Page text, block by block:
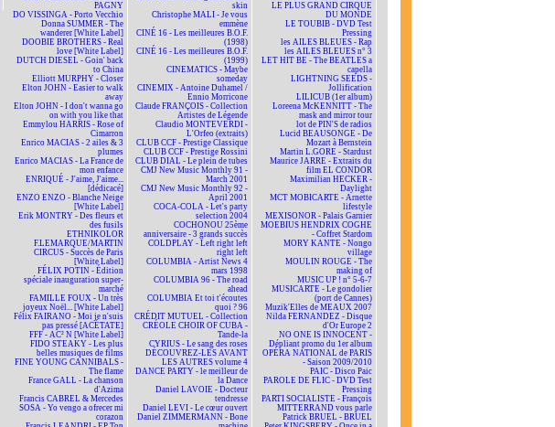
PAGNY
DO VISSINGA - Porto Vecchio
Donna SUMMER - The
wanderer [White Label]
DOOBIE BROTHERS - Real
love [White Label]
DUTCH DIESEL - Goin' back
to China
Elliott MURPHY - Closer
Elton JOHN - Easier to walk
away
Elton JOHN - I don't wanna go
on with you like that
Emmylou HARRIS - Rose of
Cimarron
Enrico MACIAS - 2 ailes & 3
plumes
Enrico MACIAS - La France de
mon enfance
ENRIQUÉ - J'aime, J'aime...
[dédicacé]
ENZO ENZO - Blanche Neige
[White Label]
Erik MONTRY - Des fleurs et
des fusils
ETHNIKOLOR
F.LEMARQUE/MARTIN
CIRCUS - Succès de Paris
[White Label]
FÉLIX POTIN - Édition
spéciale inauguration super-
marché
FAMILLE FOUX - Un très
joyeux Noël... [White Label]
Félix FAIRANO - Moi je n'suis
pas pressé [ACÉTATE]
FFF - AC² N [White Label]
FIDO STEAKY - Les plus
belles musiques de films
FINE YOUNG CANNIBALS -
The flame
France GALL - La chanson
d'Azima
Francis CABREL & Mercedes
SOSA - Yo vengo a ofrecer mi
corazon
skin
Christophe MALI - Je vous
emmène
CINÉ 16 - Les meilleures B.O.F.
(1998)
CINÉ 16 - Les meilleures B.O.F.
(1999)
CINEMATICS - Maybe
someday
CINEMIX - Antoine Duhamel /
Ennio Morricone
Claude FRANÇOIS - Collection
Artistes de Légende
Claudio MONTEVERDI -
L'Orfeo (extraits)
CLUB CCF - Prestige Classique
CLUB CCF - Prestige Rossini
CLUB DIAL - Le plein de tubes
CMJ New Music Monthly 91 -
March 2001
CMJ New Music Monthly 92 -
April 2001
COCA-COLA - Let's party
selection 2004
COCHONOU 25ème
anniversaire - 3 grands succès
COLDPLAY - Left right left
right left
COLUMBIA - Artist News 4
mars 1998
COLUMBIA 96 - The road
ahead
COLUMBIA Et toi t'écoutes
quoi ? 96
CRÉDIT MUTUEL - Collection
CRÉOLE CHOIR OF CUBA -
Tande-la
CYRIUS - Le sang des roses
DÉCOUVREZ-LES AVANT
LES AUTRES volume 4
DANCE PARTY - le meilleur de
la Dance
Daniel LAVOIE - Docteur
tendresse
Daniel LEVI - Le cœur ouvert
Daniel ZIMMERMANN - Bone
LE PLUS GRAND CIRQUE
DU MONDE
LE TOUBIB - DVD Test
Pressing
les AILES BLEUES - Rap
les AILES BLEUES n° 3
LET HIT BE - The BEATLES a
capella
LIGHTNING SEEDS -
Jollification
LILICUB (1er album)
Loreena McKENNITT - The
mask and mirror tour
lot de PIN'S de radios
Lucid BEAUSONGE - De
Mozart à Bernstein
Martin L.GORE - Stardust
Maurice JARRE - Extraits du
film EL CONDOR
Maximilian HECKER -
Daylight
MCT MOBICARTE - Arnette
lifestyle
MEXISONOR - Palais Garnier
MOEBIUS HENDRIX COGHE
- Coffret Stardom
MORY KANTE - Nongo
village
MOULIN ROUGE - The
making of
MUSIC UP ! n° 5-6-7
MUSICARTE - Le gondolier
(port de Cannes)
Muzik'Elles de MEAUX 2007
Nilda FERNANDEZ - Disque
d'Or Europe 2
NO ONE IS INNOCENT -
Dépliant promo du 1er album
OPÉRA NATIONAL de PARIS
- Saison 2009/2010
PAIC - Disco Paic
PAROLE DE FLIC - DVD Test
Pressing
PARTI SOCIALISTE - François
MITTERRAND vous parle
Patrick BRUEL - BRUEL